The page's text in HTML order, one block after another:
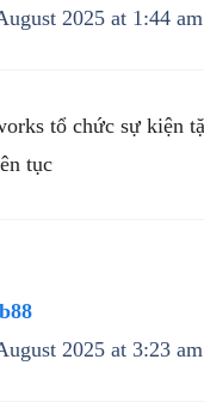
2025 at 1:44 am
tổ chức sự kiện
tục
2025 at 3:23 am